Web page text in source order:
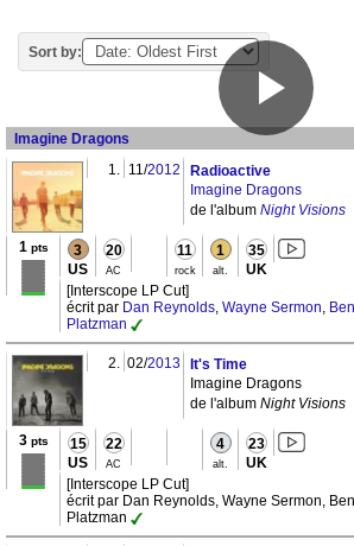
Sort by:
Imagine Dragons
1. 11/2012
Radioactive
Imagine Dragons
de l'album Night Visions
1 pts 3
US
20
AC
11
rock
1
alt.
35
UK
[Interscope LP Cut]
écrit par Dan Reynolds, Wayne Sermon,
Platzman
2. 02/2013
It's Time
Imagine Dragons
de l'album Night Visions
3pts 15
US
22
AC
4
alt.
23
UK
[Interscope LP Cut]
écrit par Dan Reynolds, Wayne Sermon,
Platzman